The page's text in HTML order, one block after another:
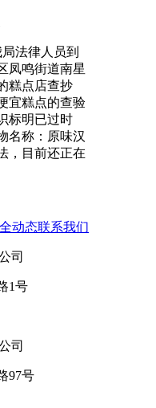
法律人员到
凤鸣街道南星
糕点店查抄
宜糕点的查验
标明已过时
名称：原味汉
，目前还正在
动态联系我们
司
1号
司
97号